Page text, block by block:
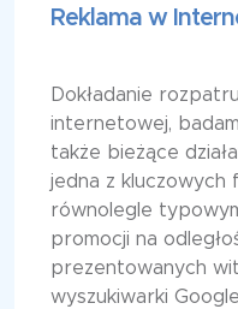
Reklama w
Dokładanie
internetowej,
także bieżące
jedna z kluczowych
równolegle
promocji na
prezentowanych
wyszukiwarki